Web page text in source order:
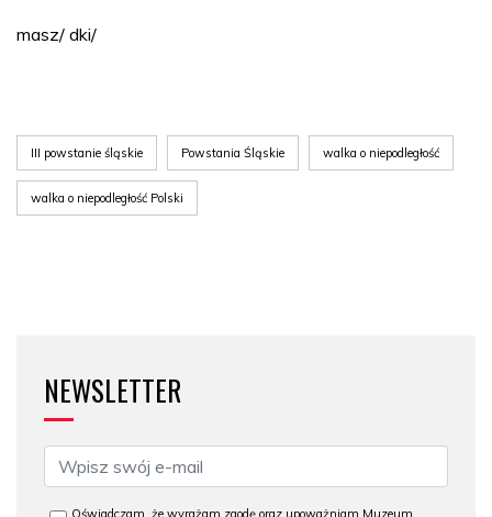
masz/ dki/
III powstanie śląskie Powstania Śląskie walka o niepodległość
walka o niepodległość Polski
NEWSLETTER